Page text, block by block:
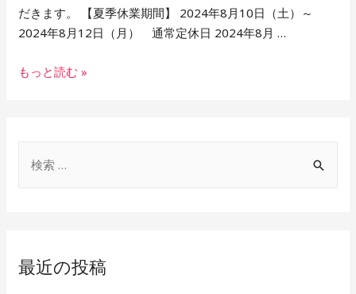
だきます。 【夏季休業期間】 2024年8月10日（土）～
2024年8月12日（月） 通常定休日 2024年8月 …
もっと読む »
最近の投稿